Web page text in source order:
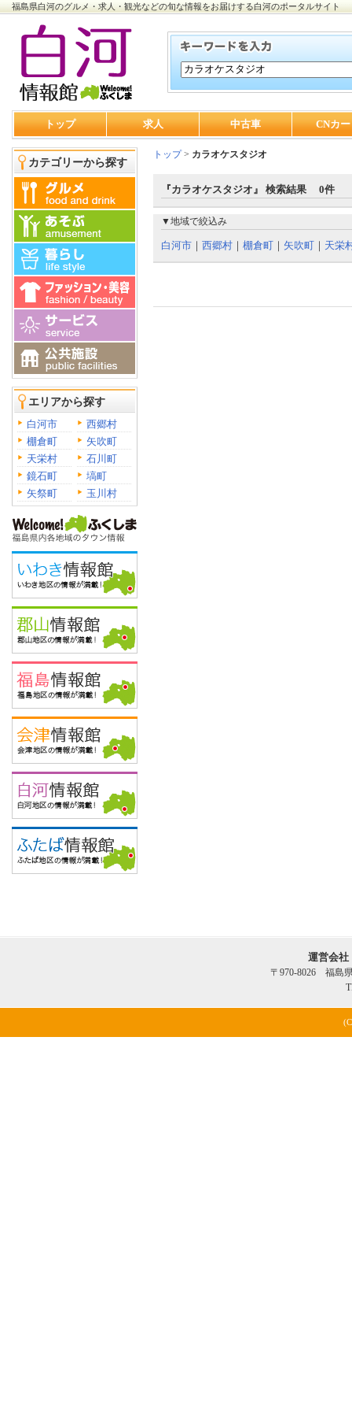
福島県白河のグルメ・求人・観光などの旬な情報をお届けする白河のポータルサイト
トップ 求人 中古車 CNカ
カテゴリーから探す
エリアから探す
白河市
西郷村
棚倉町
矢吹町
天栄村
石川町
鏡石町
塙町
矢祭町
玉川村
トップ> カラオケスタジオ
『カラオケスタジオ』 検索結果 0件
▼地域で絞込み
白河市 ｜ 西郷村 ｜ 棚倉町 ｜ 矢吹町 ｜ 天栄
運営会
〒970-8026 福島